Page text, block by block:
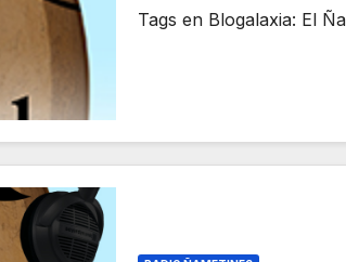
Tags en Blogalaxia: El